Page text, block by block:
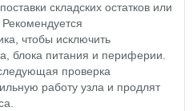
складских остатков или
чтобы исключить
блока питания и периферии.
проверка
работу узла и продлят